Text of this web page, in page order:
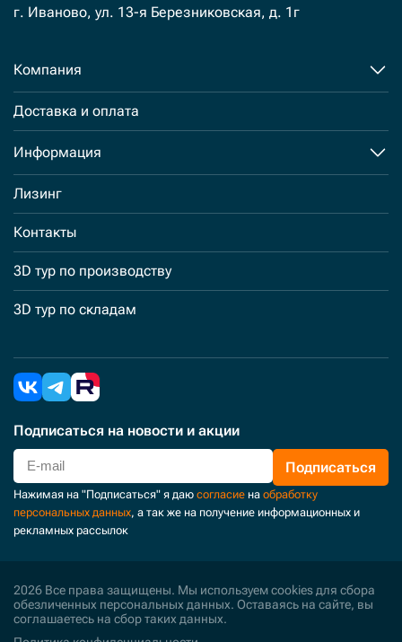
г. Иваново, ул. 13-я Березниковская, д. 1г
Компания
Доставка и оплата
Информация
Лизинг
Контакты
3D тур по производству
3D тур по складам
Подписаться на новости и акции
Подписаться
Нажимая на "Подписаться" я даю согласие на обработку
персональных данных, а так же на получение информационных и
рекламных рассылок
2026 Все права защищены. Мы используем cookies для сбора
обезличенных персональных данных. Оставаясь на сайте, вы
соглашаетесь на сбор таких данных.